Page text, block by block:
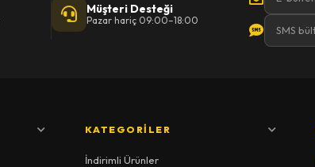
Müşteri Desteği
Pazar hariç 09:00–18:00
KATEGORILER
İndirimli Ürünler